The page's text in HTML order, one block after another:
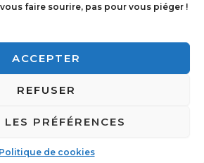
faire sourire, pas pour vous piéger !
ACCEPTER
REFUSER
PRÉFÉRENCES
Politique de cookies
Imprimerie Ricci | Powered by